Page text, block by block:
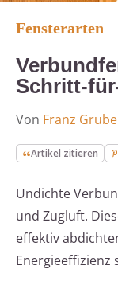
Fensterarten
Schritt-
Von Franz
Artikel zitieren
Undichte
und Zugluft.
effektiv
Energieeffizienz